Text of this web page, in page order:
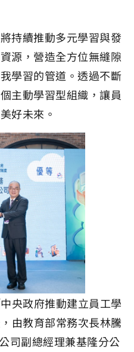
續推動多元學習與發
源，營造全方位無縫隙
學習的管道。透過不斷
主動學習型組織，讓員
好未來。
央政府推動建立員工學
由教育部常務次長林騰
司副總經理兼基隆分公